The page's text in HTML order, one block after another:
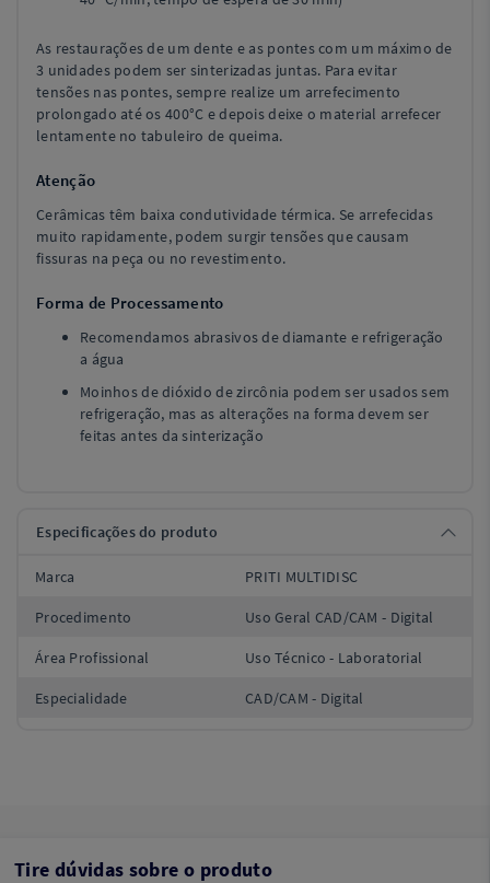
As restaurações de um dente e as pontes com um máximo de
3 unidades podem ser sinterizadas juntas. Para evitar
tensões nas pontes, sempre realize um arrefecimento
prolongado até os 400°C e depois deixe o material arrefecer
lentamente no tabuleiro de queima.
Atenção
Cerâmicas têm baixa condutividade térmica. Se arrefecidas
muito rapidamente, podem surgir tensões que causam
fissuras na peça ou no revestimento.
Forma de Processamento
Recomendamos abrasivos de diamante e refrigeração
a água
Moinhos de dióxido de zircônia podem ser usados sem
refrigeração, mas as alterações na forma devem ser
feitas antes da sinterização
Especificações do produto
Marca PRITI MULTIDISC
Procedimento Uso Geral CAD/CAM - Digital
Área Profissional Uso Técnico - Laboratorial
Especialidade CAD/CAM - Digital
Tire dúvidas sobre o produto